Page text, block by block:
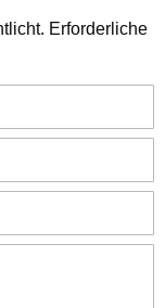
Erforderliche